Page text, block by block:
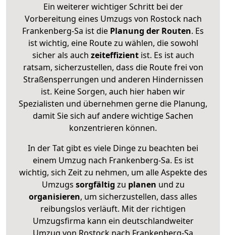
Ein weiterer wichtiger Schritt bei der
Vorbereitung eines Umzugs von Rostock nach
Frankenberg-Sa ist die Planung der Routen. Es
ist wichtig, eine Route zu wählen, die sowohl
sicher als auch zeiteffizientist. Es ist auch
ratsam, sicherzustellen, dass die Route frei von
Straßensperrungen und anderen Hindernissen
ist. Keine Sorgen, auch hier haben wir
Spezialisten und übernehmen gerne die Planung,
damit Sie sich auf andere wichtige Sachen
konzentrieren können.
In der Tat gibt es viele Dinge zu beachten bei
einem Umzug nach Frankenberg-Sa. Es ist
wichtig, sich Zeit zu nehmen, um alle Aspekte des
Umzugs sorgfältig zu planen und zu
organisieren, um sicherzustellen, dass alles
reibungslos verläuft. Mit der richtigen
Umzugsfirma kann ein deutschlandweiter